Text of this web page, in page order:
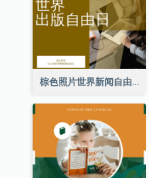
棕色照片世界新闻自由日Instagram帖子